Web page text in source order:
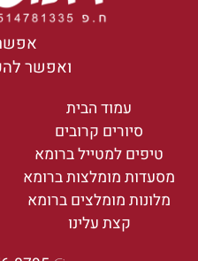
אפשר
ואפשר להכיר
עמוד הבית
סיורים קרובים
טיפים למטייל ברומא
מסעדות מומלצות ברומא
מלונות מומלצים ברומא
קצת עלינו